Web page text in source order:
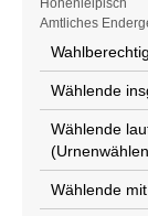
Amtliches
Wählende
Wählende
Wählende